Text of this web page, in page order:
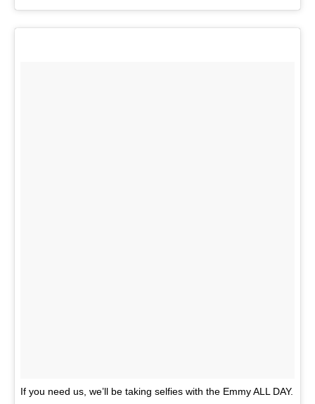
If you need us, we’ll be taking selfies with the Emmy ALL DAY.